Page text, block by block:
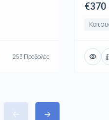
253 Προβολές
€370